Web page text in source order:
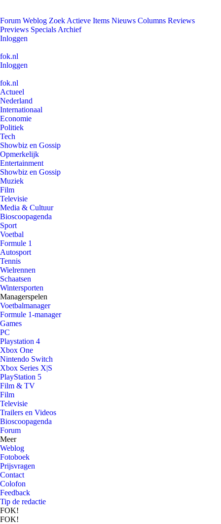
Forum Weblog Zoek Actieve Items Nieuws Columns Reviews
Previews Specials Archief
Inloggen
fok.nl
Inloggen
fok.nl
Actueel
Nederland
Internationaal
Economie
Politiek
Tech
Showbiz en Gossip
Opmerkelijk
Entertainment
Showbiz en Gossip
Muziek
Film
Televisie
Media & Cultuur
Bioscoopagenda
Sport
Voetbal
Formule 1
Autosport
Tennis
Wielrennen
Schaatsen
Wintersporten
Managerspelen
Voetbalmanager
Formule 1-manager
Games
PC
Playstation 4
Xbox One
Nintendo Switch
Xbox Series X|S
PlayStation 5
Film & TV
Film
Televisie
Trailers en Videos
Bioscoopagenda
Forum
Meer
Weblog
Fotoboek
Prijsvragen
Contact
Colofon
Feedback
Tip de redactie
FOK!
FOK!